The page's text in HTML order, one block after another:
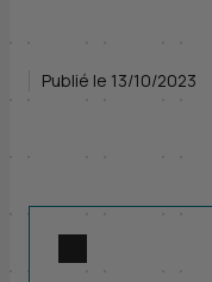
Publié le 13/10/2023